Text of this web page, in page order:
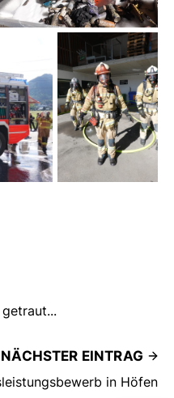
NÄCHSTER EINTRAG
in Höfen